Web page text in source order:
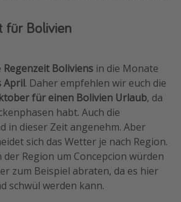
für Bolivien
Regenzeit Boliviens in die Monate
April. Daher empfehlen wir euch die
für einen Bolivien Urlaub, da
habt. Auch die
in dieser Zeit angenehm. Aber
sich das Wetter je nach Region.
der Region um Concepcion würden
zum Beispiel abraten, da es hier
schwül werden kann.